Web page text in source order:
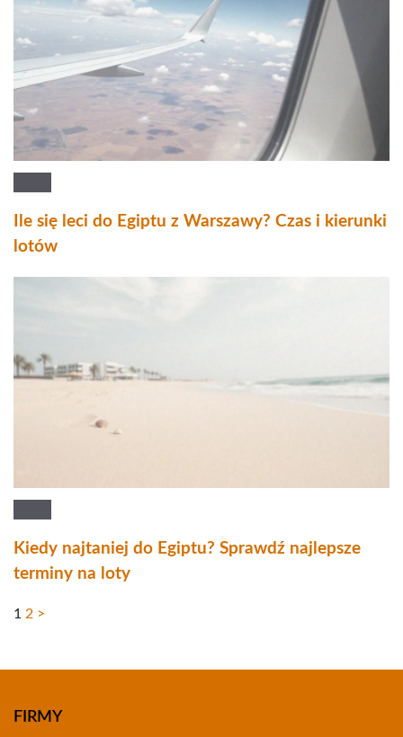
Ile się leci do Egiptu z Warszawy? Czas i kierunki
lotów
Kiedy najtaniej do Egiptu? Sprawdź najlepsze
terminy na loty
1 2 >
FIRMY